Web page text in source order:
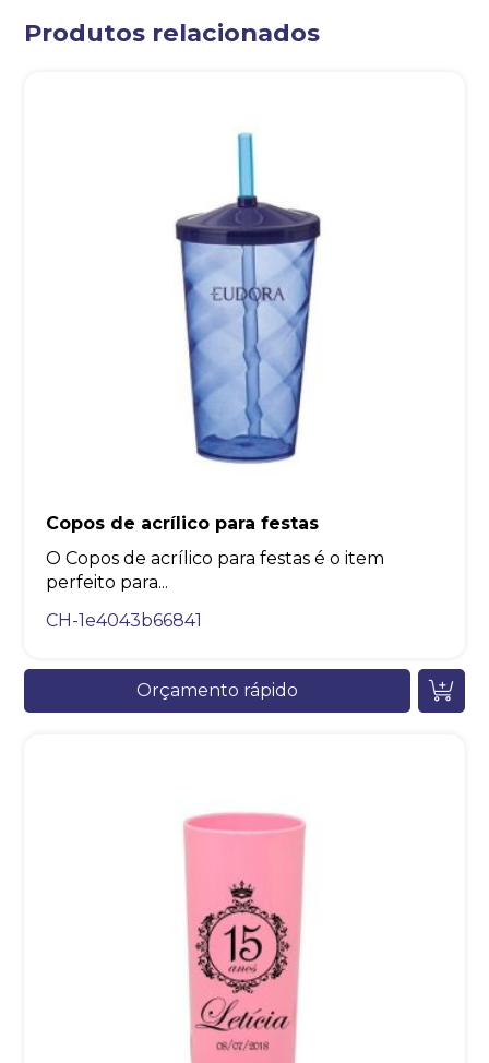
Produtos relacionados
Copos de acrílico para festas
O Copos de acrílico para festas é o item
perfeito para...
CH-1e4043b66841
Orçamento rápido